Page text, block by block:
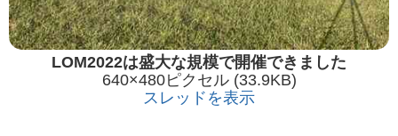
LOM2022は盛大な規模で開催できました
640×480ピクセル (33.9KB)
スレッドを表示